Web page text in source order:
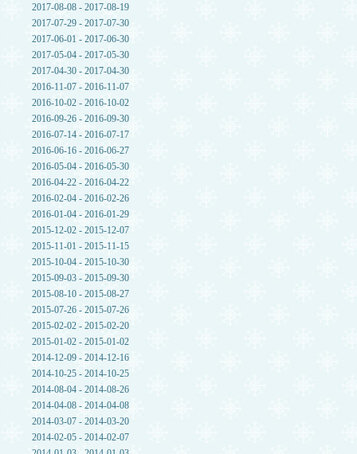
2017-08-08 - 2017-08-19
2017-07-29 - 2017-07-30
2017-06-01 - 2017-06-30
2017-05-04 - 2017-05-30
2017-04-30 - 2017-04-30
2016-11-07 - 2016-11-07
2016-10-02 - 2016-10-02
2016-09-26 - 2016-09-30
2016-07-14 - 2016-07-17
2016-06-16 - 2016-06-27
2016-05-04 - 2016-05-30
2016-04-22 - 2016-04-22
2016-02-04 - 2016-02-26
2016-01-04 - 2016-01-29
2015-12-02 - 2015-12-07
2015-11-01 - 2015-11-15
2015-10-04 - 2015-10-30
2015-09-03 - 2015-09-30
2015-08-10 - 2015-08-27
2015-07-26 - 2015-07-26
2015-02-02 - 2015-02-20
2015-01-02 - 2015-01-02
2014-12-09 - 2014-12-16
2014-10-25 - 2014-10-25
2014-08-04 - 2014-08-26
2014-04-08 - 2014-04-08
2014-03-07 - 2014-03-20
2014-02-05 - 2014-02-07